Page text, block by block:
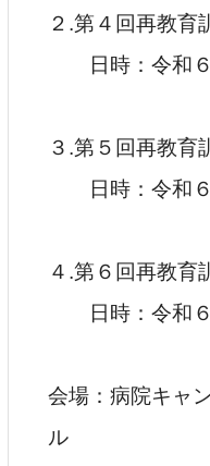
２.第４回再教育
日時：令和６
３.第５回再教育
日時：令和６
４.第６回再教育
日時：令和６
会場：病院キ
ル